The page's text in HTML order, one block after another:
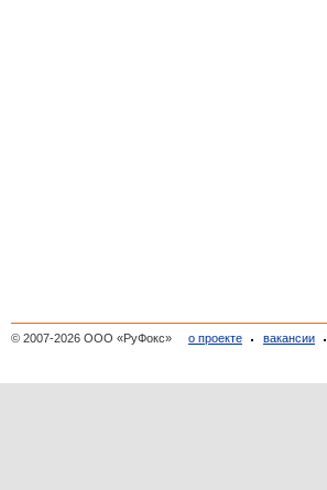
© 2007-2026 ООО «РуФокс» о проекте вакансии